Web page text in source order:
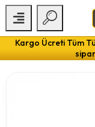
Kargo Ücreti Tüm